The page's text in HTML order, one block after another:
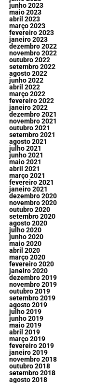
junho 2023
maio 2023
abril 2023
março 2023
fevereiro 2023
janeiro 2023
dezembro 2022
novembro 2022
outubro 2022
setembro 2022
agosto 2022
junho 2022
abril 2022
março 2022
fevereiro 2022
janeiro 2022
dezembro 2021
novembro 2021
outubro 2021
setembro 2021
agosto 2021
julho 2021
junho 2021
maio 2021
abril 2021
março 2021
fevereiro 2021
janeiro 2021
dezembro 2020
novembro 2020
outubro 2020
setembro 2020
agosto 2020
julho 2020
junho 2020
maio 2020
abril 2020
março 2020
fevereiro 2020
janeiro 2020
dezembro 2019
novembro 2019
outubro 2019
setembro 2019
agosto 2019
julho 2019
junho 2019
maio 2019
abril 2019
março 2019
fevereiro 2019
janeiro 2019
novembro 2018
outubro 2018
setembro 2018
agosto 2018